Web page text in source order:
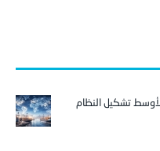
تشكيل النظام